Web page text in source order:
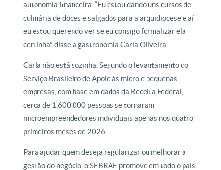
autonomia financeira. “Eu estou dando uns cursos de
culinária de doces e salgados para a arquidiocese e aí
eu estou querendo ver se eu consigo formalizar ela
certinha”, disse a gastronomia Carla Oliveira.
Carla não está sozinha. Segundo o levantamento do
Serviço Brasileiro de Apoio às micro e pequenas
empresas, com base em dados da Receita Federal,
cerca de 1.600.000 pessoas se tornaram
microempreendedores individuais apenas nos quatro
primeiros meses de 2026.
Para ajudar quem deseja regularizar ou melhorar a
gestão do negócio, o SEBRAE promove em todo o país